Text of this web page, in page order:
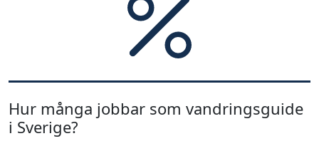
Hur många jobbar som vandringsguide
i Sverige?